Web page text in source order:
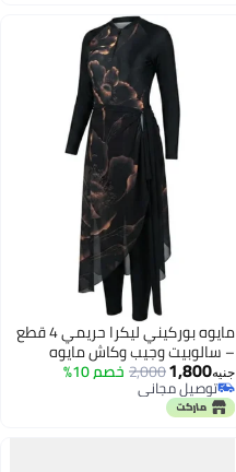
مايوه بوركيني ليكرا حريمي 4 قطع
– سالوبيت وجيب وكاش مايوه
وتربون بخامة مرنة وسريعة الجفاف
للشاطئ وحمامات السباحة (WL15)
جنيه1,800
2,000خصم 10%
توصيل مجاني
توصيل مجاني